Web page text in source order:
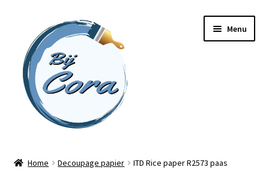
naar
navigatie
inhoud
Menu
Home Decoupage papier
ITD Rice paper R2573 paas